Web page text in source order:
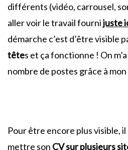
différents (vidéo, carrousel,
aller voir le travail fournijuste
démarche c’est d’être visible
têtes et ça fonctionne ! On
nombre de postes grâce à
Pour être encore plus visible,
mettre son CV sur plusieurs